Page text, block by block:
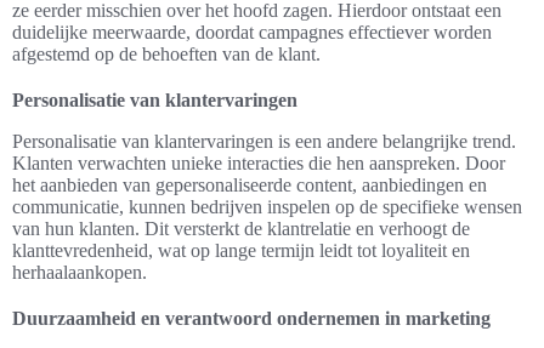
ze eerder misschien over het hoofd zagen. Hierdoor ontstaat een
duidelijke meerwaarde, doordat campagnes effectiever worden
afgestemd op de behoeften van de klant.
Personalisatie van klantervaringen
Personalisatie van klantervaringen is een andere belangrijke trend.
Klanten verwachten unieke interacties die hen aanspreken. Door
het aanbieden van gepersonaliseerde content, aanbiedingen en
communicatie, kunnen bedrijven inspelen op de specifieke wensen
van hun klanten. Dit versterkt de klantrelatie en verhoogt de
klanttevredenheid, wat op lange termijn leidt tot loyaliteit en
herhaalaankopen.
Duurzaamheid en verantwoord ondernemen in marketing